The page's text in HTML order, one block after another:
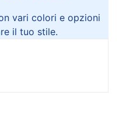
vari colori e opzioni
il tuo stile.